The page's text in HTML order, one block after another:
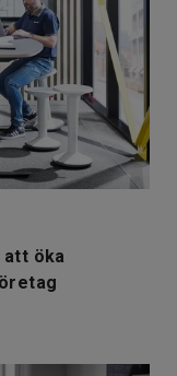
öka